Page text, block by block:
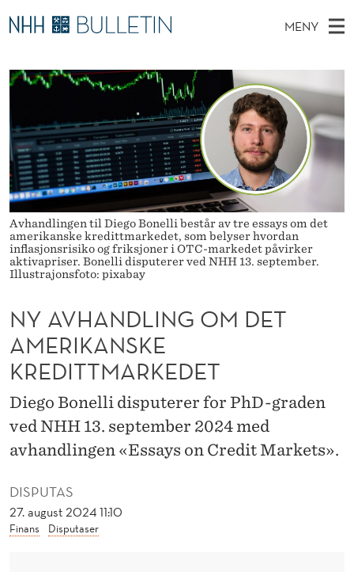
N
Y
A
V
H
A
N
D
L
N
G
O
M
D
E
T
A
M
MENY
O
V
E
D
M
E
N
Y
Ø
K
T
T
S
T
E
D
E
T
Stipendiater og nye forskerprofiler
Ekspertutvalg
Om Bulletin
Avhandlingen til Diego Bonelli består av tre essays om det
amerikanske kredittmarkedet, som belyser hvordan
inflasjonsrisiko og friksjoner i OTC-markedet påvirker
aktivapriser. Bonelli disputerer ved NHH 13. september.
Illustrajonsfoto: pixabay
DISPUTAS
27. august 2024 11:10
Finans Disputaser
NY AVHANDLING OM DET
AMERIKANSKE
KREDITTMARKEDET
Diego Bonelli disputerer for PhD-graden
ved NHH 13. september 2024 med
avhandlingen «Essays on Credit Markets».